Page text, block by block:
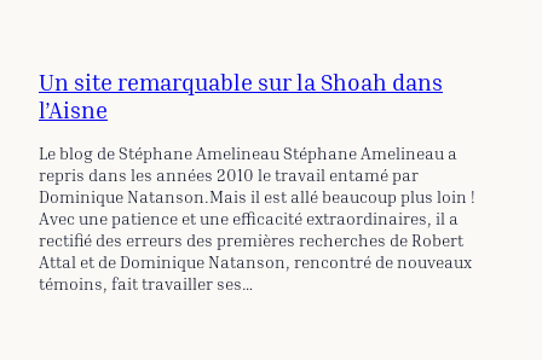
Un site remarquable sur la Shoah dans
l’Aisne
Le blog de Stéphane Amelineau Stéphane Amelineau a
repris dans les années 2010 le travail entamé par
Dominique Natanson.Mais il est allé beaucoup plus loin !
Avec une patience et une efficacité extraordinaires, il a
rectifié des erreurs des premières recherches de Robert
Attal et de Dominique Natanson, rencontré de nouveaux
témoins, fait travailler ses…